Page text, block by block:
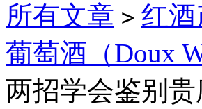
所有文章 > 红酒
葡萄酒（Doux
两招学会鉴别贵